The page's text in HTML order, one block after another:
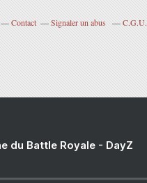
Contact Signaler un abus C.G.U.
du Battle Royale - DayZ